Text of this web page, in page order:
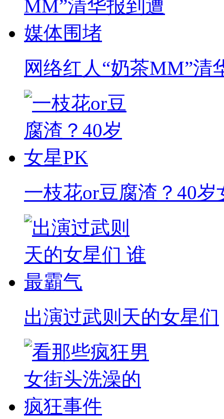
网络红人“奶茶MM”清
一枝花or豆腐渣？40岁
出演过武则天的女星们